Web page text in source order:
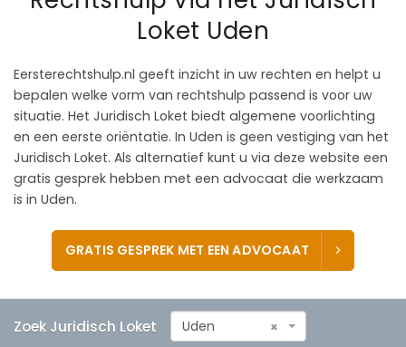
CONTACT
Loket Uden
Eersterechtshulp.nl geeft inzicht in uw rechten en helpt u
bepalen welke vorm van rechtshulp passend is voor uw
situatie. Het Juridisch Loket biedt algemene voorlichting
en een eerste oriëntatie. In Uden is geen vestiging van het
Juridisch Loket. Als alternatief kunt u via deze website een
gratis gesprek hebben met een advocaat die werkzaam
is in Uden.
GRATIS GESPREK MET EEN ADVOCAAT
Zoek Juridisch Loket ×
Uden